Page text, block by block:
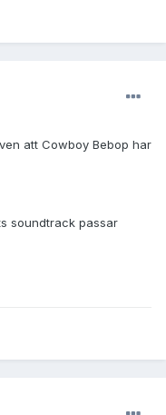
att Cowboy Bebop har
soundtrack passar